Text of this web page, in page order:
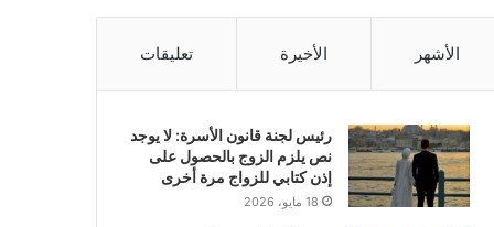
الأشهر الأخيرة تعليقات
رئيس لجنة قانون الأسرة: لا يوجد
نص يلزم الزوج بالحصول على
إذن كتابي للزواج مرة أخرى
18 مايو، 2026